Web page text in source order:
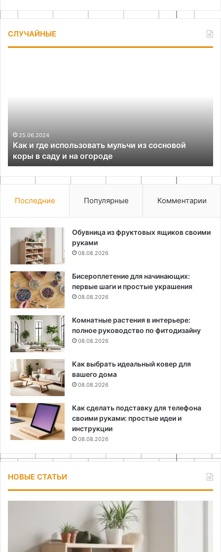
СЛУЧАЙНЫЕ
коры
саду
и
на
огороде
25.06.2024
Как и где использовать мульчи из сосновой
коры в саду и на огороде
Последние Популярные Комментарии
Обувница из фруктовых ящиков своими
руками
08.08.2026
Бисероплетение для начинающих:
первые шаги и простые украшения
08.08.2026
Комнатные растения в интерьере:
полное руководство по фитодизайну
08.08.2026
Как выбрать идеальный ковер для
вашего дома
08.08.2026
Как сделать подставку для телефона
своими руками: простые идеи и
инструкции
08.08.2026
НОВЫЕ СТАТЬИ